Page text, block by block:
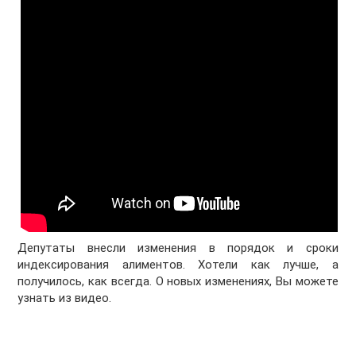
Депутаты внесли изменения в порядок и сроки
индексирования алиментов. Хотели как лучше, а
получилось, как всегда. О новых изменениях, Вы можете
узнать из видео.